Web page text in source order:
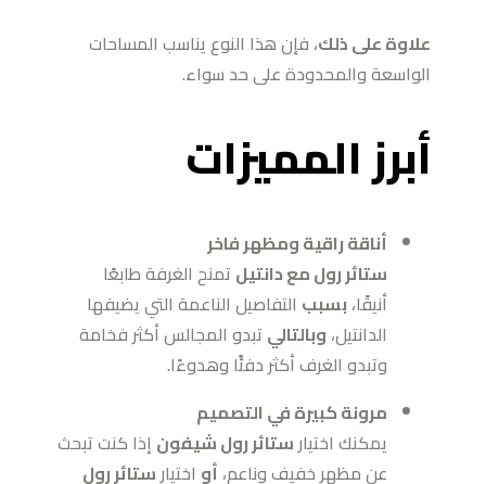
علاوة على ذلك، فإن هذا النوع يناسب المساحات
الواسعة والمحدودة على حد سواء.
أبرز المميزات
أناقة راقية ومظهر فاخر
ستائر رول مع دانتيل تمنح الغرفة طابعًا
أنيقًا، بسبب التفاصيل الناعمة التي يضيفها
الدانتيل، وبالتالي تبدو المجالس أكثر فخامة
وتبدو الغرف أكثر دفئًا وهدوءًا.
مرونة كبيرة في التصميم
يمكنك اختيار ستائر رول شيفون إذا كنت تبحث
عن مظهر خفيف وناعم، أو اختيار ستائر رول